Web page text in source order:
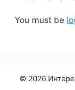
You must be
© 2026